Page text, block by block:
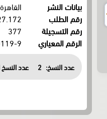
بيانات النشر
رقم الطلب
T879a
رقم التسجيلة
377
الرقم المعياري
9
عدد النسخ: 2 عدد النسخ